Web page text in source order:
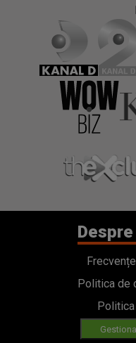
Politica de